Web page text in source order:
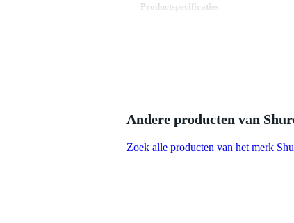
Productspecificaties
microfooncapsule voor
afmetingen: 386 x 21 mm
Andere producten van
Zoek alle producten van het merk